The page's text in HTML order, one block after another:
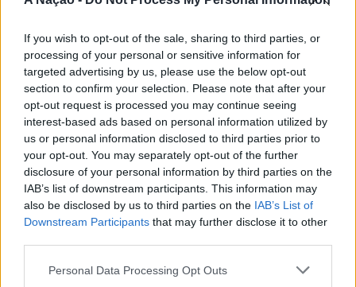
If you wish to opt-out of the sale, sharing to third parties, or
processing of your personal or sensitive information for
targeted advertising by us, please use the below opt-out
section to confirm your selection. Please note that after your
opt-out request is processed you may continue seeing
interest-based ads based on personal information utilized by
us or personal information disclosed to third parties prior to
your opt-out. You may separately opt-out of the further
disclosure of your personal information by third parties on the
IAB’s list of downstream participants. This information may
also be disclosed by us to third parties on the IAB’s List of
Downstream Participants that may further disclose it to other
Personal Data Processing Opt Outs
e realizada anualmente na “Cidade Neve”, a feira conjuga
tradição, atividade económica, comércio, gastronomia,
animação cultural e divulgação empresarial,
constituindo um dos principais momentos de promoção
do município e da Beira Interior.
Para António Carlos, o crescimento alcançado ao longo
dos últimos anos representa o cumprimento dos
objetivos que traçou quando iniciou o seu percurso no
setor imobiliário. O empresário considera que o
reconhecimento conquistado resulta da proximidade
com a comunidade e da capacidade de apoiar não apenas
compradores e vendedores, mas também iniciativas
CONTINUAR A LER
ATUALIDADE
Rio de Janeiro: Governo do Estado
propõe parceria com a FUNCEX para
“reforçar inteligência sobre
comércio exterior”
Por Ígor Lopes